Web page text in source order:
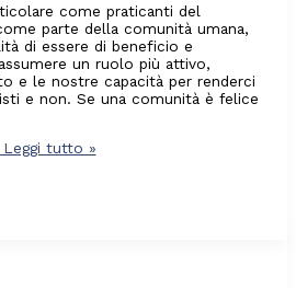
come praticanti del
parte della comunità umana,
di essere di beneficio e
un ruolo più attivo,
e le nostre capacità per renderci
e non. Se una comunità è felice
Leggi tutto »